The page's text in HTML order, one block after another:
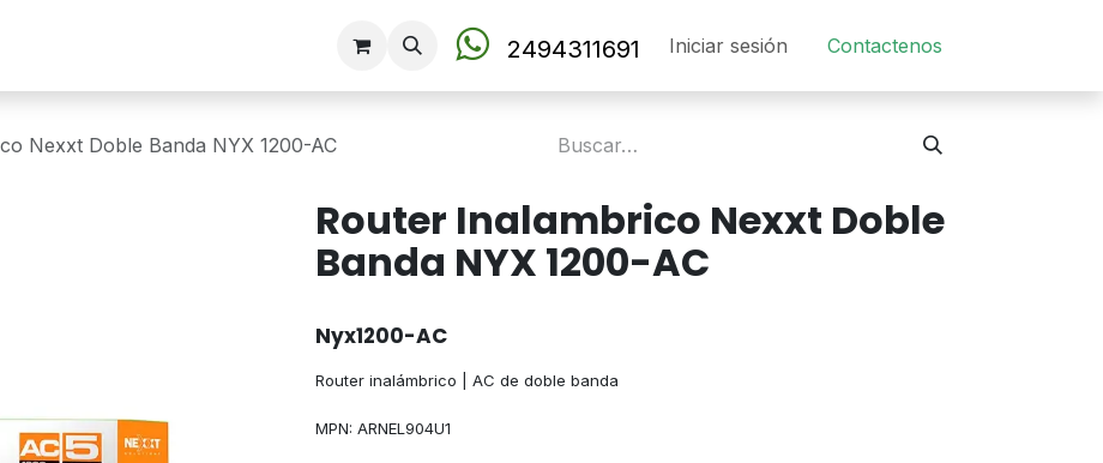
2494311691 Iniciar sesión Contact​en​os​
Nexxt Doble Banda NYX 1200-AC
Router Inalambrico Nexxt Doble
Banda NYX 1200-AC
Nyx1200-AC
Router inalámbrico | AC de doble banda
MPN: ARNEL904U1